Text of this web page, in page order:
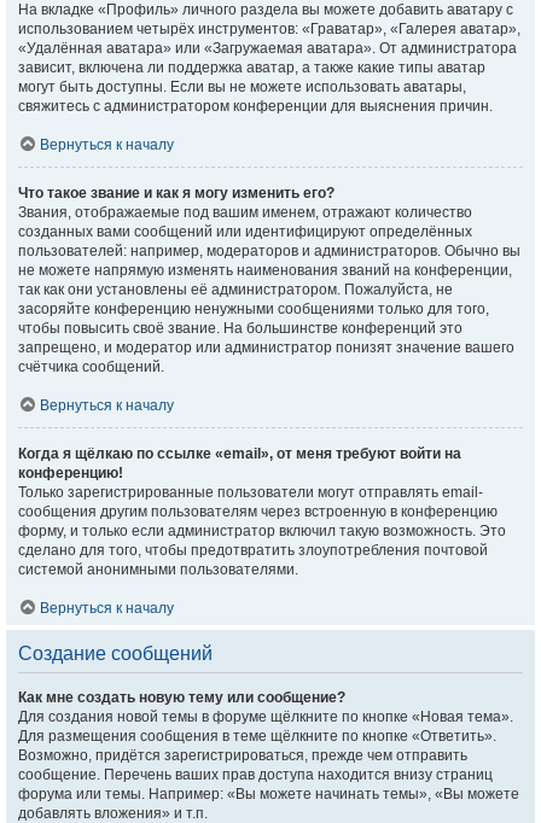
На вкладке «Профиль» личного раздела вы можете добавить аватару с
использованием четырёх инструментов: «Граватар», «Галерея аватар»,
«Удалённая аватара» или «Загружаемая аватара». От администратора
зависит, включена ли поддержка аватар, а также какие типы аватар
могут быть доступны. Если вы не можете использовать аватары,
свяжитесь с администратором конференции для выяснения причин.
Вернуться к началу
Что такое звание и как я могу изменить его?
Звания, отображаемые под вашим именем, отражают количество
созданных вами сообщений или идентифицируют определённых
пользователей: например, модераторов и администраторов. Обычно вы
не можете напрямую изменять наименования званий на конференции,
так как они установлены её администратором. Пожалуйста, не
засоряйте конференцию ненужными сообщениями только для того,
чтобы повысить своё звание. На большинстве конференций это
запрещено, и модератор или администратор понизят значение вашего
счётчика сообщений.
Вернуться к началу
Когда я щёлкаю по ссылке «email», от меня требуют войти на
конференцию!
Только зарегистрированные пользователи могут отправлять email-
сообщения другим пользователям через встроенную в конференцию
форму, и только если администратор включил такую возможность. Это
сделано для того, чтобы предотвратить злоупотребления почтовой
системой анонимными пользователями.
Вернуться к началу
Создание сообщений
Как мне создать новую тему или сообщение?
Для создания новой темы в форуме щёлкните по кнопке «Новая тема».
Для размещения сообщения в теме щёлкните по кнопке «Ответить».
Возможно, придётся зарегистрироваться, прежде чем отправить
сообщение. Перечень ваших прав доступа находится внизу страниц
форума или темы. Например: «Вы можете начинать темы», «Вы можете
добавлять вложения» и т.п.